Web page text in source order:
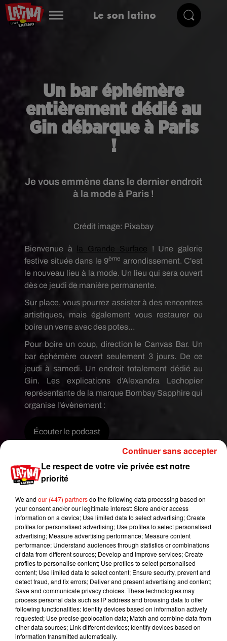
Le son latino
Un bar éphémère
entièrement dédié au
Gin débarque à Paris
!
Publié : 20 mai 2019 à 4h59 par Jérome Pasanau
Je vous emmène dans le dernier endroit
à la mode à Paris !
Crédit image: Pixabay
Bienvenue à la Grande Surface ! Une galerie
festive située dans le 9ème arrondissement. C'est
le nouveau lieu à la mode. Un lieu qui sera ouvert
dès ce jeudi de manière permanente.
Sur place, vous pourrez assister à des rencontres
artistiques, mais également vous restaurer ou
boire un verre avec des potes…
Pour boire un coup, direction le Canvas Bar. Un
bar éphémère ouvert seulement 3 jours. De ce
jeudi à samedi. Un endroit totalement dédié au
Gin. Les explications d’Alexandra Lechopier
représentante de la marque Bombay Sapphire qui
organise l'évènement :
Écouter le podcast
Écouter le podcast
Qu'est ce que le Gin ? Les explications
d’Alexandra :
Écouter le podcast
Comme toujours, l’alcool est à consommer
avec modération.Le Canvas Bar, c’est au 24
boulevard des Italiens, dans le 9ème.
Mundo Latino
Le respect de votre vie privée est notre
priorité
We and our (447) partnersdo the following data processing based on
your consent and/or our legitimate interest: Store and/or access
information on a device; Use limited data to select advertising; Create
profiles for personalised advertising; Use profiles to select personalised
advertising; Measure advertising performance; Measure content
performance; Understand audiences through statistics or combinations
of data from different sources; Develop and improve services; Create
profiles to personalise content; Use profiles to select personalised
content; Use limited data to select content; Ensure security, prevent and
detect fraud, and fix errors; Deliver and present advertising and content;
Save and communicate privacy choices. These technologies may
process personal data such as IP address and browsing data to offer
following functionalities: Identify devices based on information actively
requested; Use precise geolocation data; Match and combine data from
other data sources; Link different devices; Identify devices based on
information transmitted automatically.
Continuer sans accepter